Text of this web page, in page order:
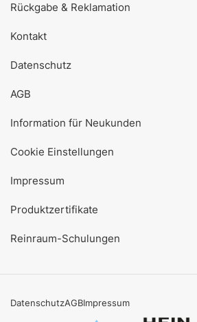
Rückgabe & Reklamation
Kontakt
Datenschutz
AGB
Information für Neukunden
Cookie Einstellungen
Impressum
Produktzertifikate
Reinraum-Schulungen
DatenschutzAGBImpressum